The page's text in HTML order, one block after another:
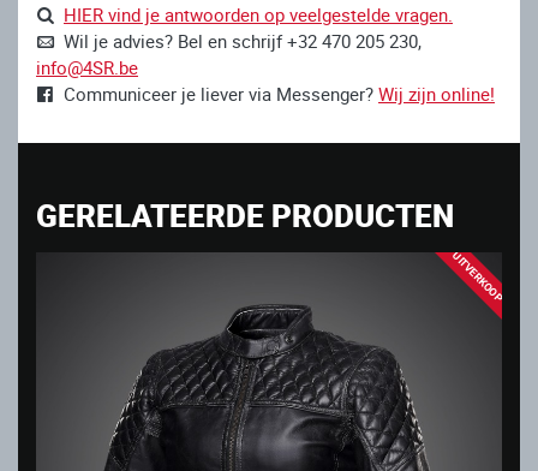
HIER vind je antwoorden op veelgestelde vragen.
Wil je advies? Bel en schrijf +32 470 205 230,
info@4SR.be
Communiceer je liever via Messenger? Wij zijn online!
GERELATEERDE PRODUCTEN
UITVERKOOP